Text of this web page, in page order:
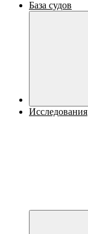
База судов
Исследования